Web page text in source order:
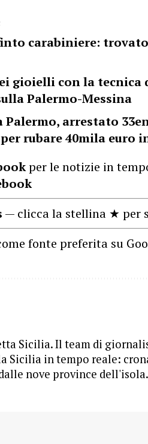
carabiniere:
gioielli con la tecnica
Palermo-Messina
arrestato
rubare 40mila euro
per le notizie in
— clicca la stellina ★ per
fonte preferita su
Sicilia. Il team di
Sicilia in tempo reale:
nove province dell'isola.